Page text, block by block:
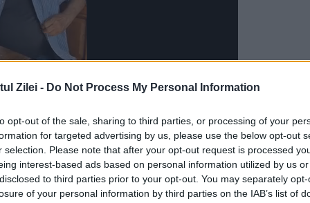
Zilei - Do Not Process My Personal Information
opt-out of the sale, sharing to third parties, or processing of your
for targeted advertising by us, please use the below opt-out
selection. Please note that after your opt-out request is processed
interest-based ads based on personal information utilized by us
to third parties prior to your opt-out. You may separately
of your personal information by third parties on the IAB’s list of
Regiunea Bucureşti - Ilfov a fost dezbătut la
consultare a publicului s-a încheiat pe 22
general al municipiului Bucureşti,
din cadrul PMB, Aura Răducu, Sorin
mobilitate urbană, Irinel Scrioşteanu,